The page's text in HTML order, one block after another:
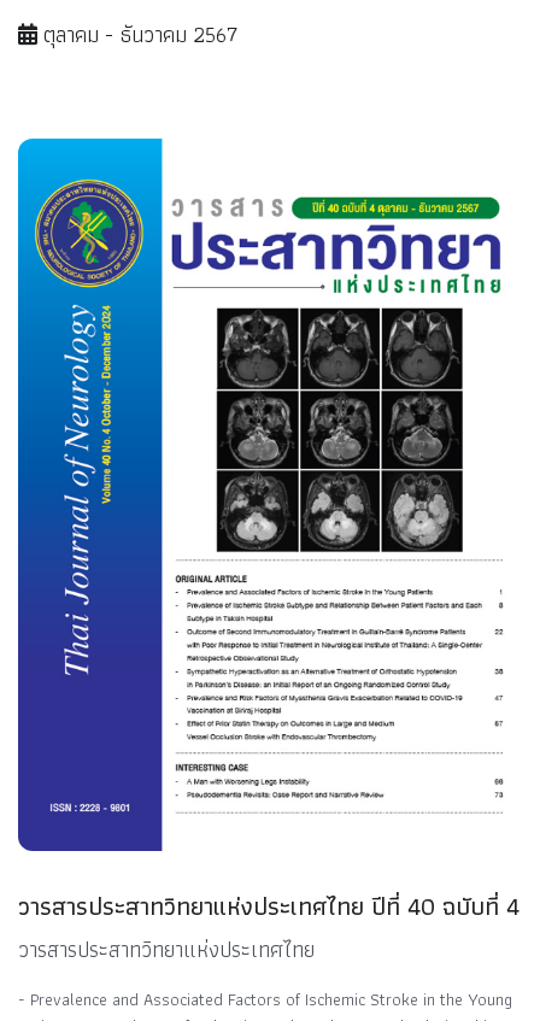
ตุลาคม - ธันวาคม 2567
วารสารประสาทวิทยาแห่งประเทศไทย ปีที่ 40 ฉบับที่ 4
วารสารประสาทวิทยาแห่งประเทศไทย
- Prevalence and Associated Factors of Ischemic Stroke in the Young